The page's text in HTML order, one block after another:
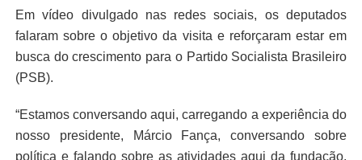
Em vídeo divulgado nas redes sociais, os deputados
falaram sobre o objetivo da visita e reforçaram estar em
busca do crescimento para o Partido Socialista Brasileiro
(PSB).
“Estamos conversando aqui, carregando a experiência do
nosso presidente, Márcio Fança, conversando sobre
política e falando sobre as atividades aqui da fundação.